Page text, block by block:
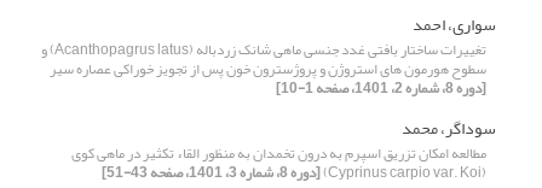
سواری، احمد
تغییرات ساختار بافتی غدد جنسی ماهی شانک زردباله (Acanthopagrus latus) و
سطوح هورمون های استروژن و پروژسترون خون پس از تجویز خوراکی عصاره سیر
[دوره 8، شماره 2، 1401، صفحه 1-10]
سوداگر، محمد
مطالعه امکان تزریق اسپرم به درون تخمدان به منظور القاء تکثیر در ماهی کوی
(Cyprinus carpio var. Koi) [دوره 8، شماره 3، 1401، صفحه 43-51]